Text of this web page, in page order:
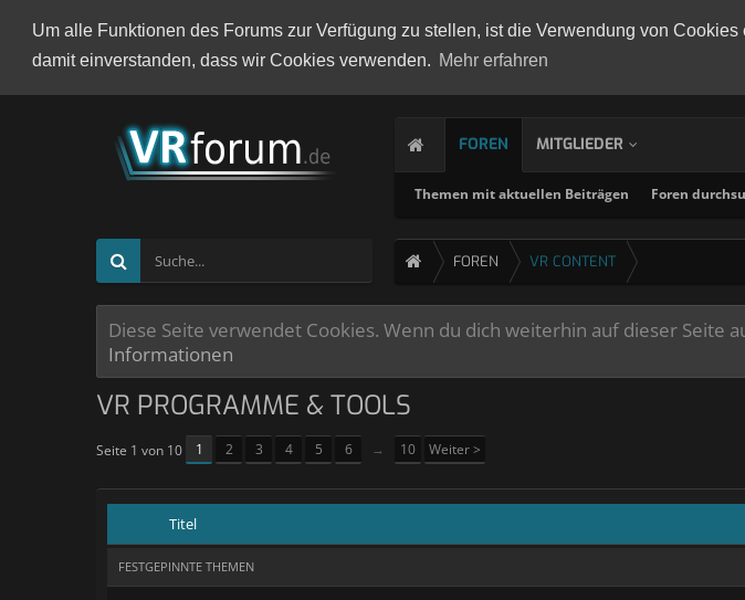
Um alle Funktionen des Forums zur Verfügung zu stellen, ist die Verwendung von
damit einverstanden, dass wir Cookies verwenden. Mehr erfahren
FOREN
Themen mit aktuellen Beiträgen Foren
MITGLIEDER
FOREN VR CONTENT
Diese Seite verwendet Cookies. Wenn du dich weiterhin auf dieser Seite
Informationen
VR PROGRAMME & TOOLS
Seite 1 von 10 1 2 3 4 5 6 → 10 Weiter >
Titel
FESTGEPINNTE THEMEN